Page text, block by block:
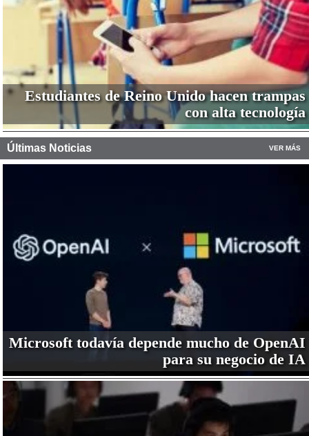
Estudiantes de Reino Unido hacen trampas
con alta tecnología
Últimas Noticias VER MÁS
Microsoft todavía depende mucho de OpenAI
para su negocio de IA